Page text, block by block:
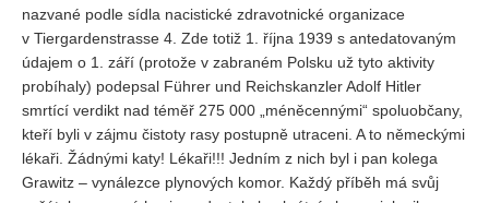
Archiv
EDITOŘI
REDAKCE
Pokyny pro autory
nazvané podle sídla nacistické zdravotnické organizace
v Tiergardenstrasse 4. Zde totiž 1. října 1939 s antedatovaným
údajem o 1. září (protože v zabraném Polsku už tyto aktivity
probíhaly) podepsal Führer und Reichskanzler Adolf Hitler
smrtící verdikt nad téměř 275 000 „méněcennými“ spoluobčany,
kteří byli v zájmu čistoty rasy postupně utraceni. A to německými
lékaři. Žádnými katy! Lékaři!!! Jedním z nich byl i pan kolega
Grawitz – vynálezce plynových komor. Každý příběh má svůj